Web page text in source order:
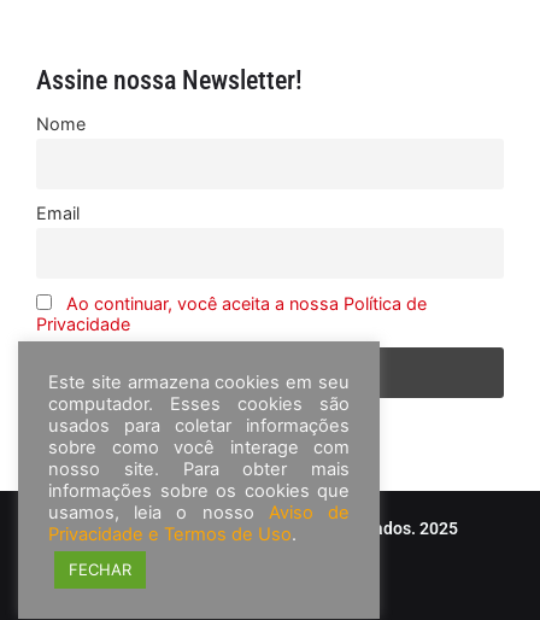
Assine nossa Newsletter!
Nome
Email
Ao continuar, você aceita a nossa Política de
Privacidade
© Frota&Cia - Todos os direitos reservados. 2025
Este site armazena cookies em seu
computador. Esses cookies são
usados para coletar informações
sobre como você interage com
nosso site. Para obter mais
informações sobre os cookies que
usamos, leia o nosso Aviso de
Privacidade e Termos de Uso.
FECHAR